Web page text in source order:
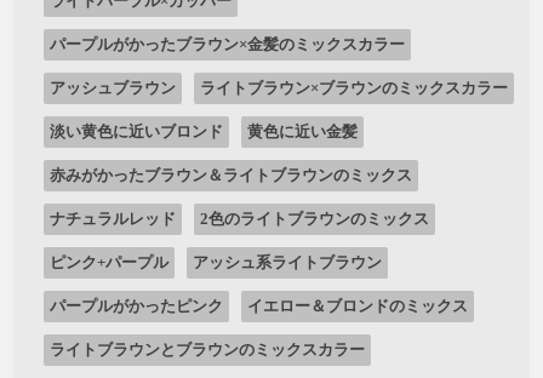
パープルがかったブラウン×金髪のミックスカラー
アッシュブラウン ライトブラウン×ブラウンのミックスカラー
淡い黄色に近いブロンド 黄色に近い金髪
赤みがかったブラウン＆ライトブラウンのミックス
ナチュラルレッド 2色のライトブラウンのミックス
ピンク+パープル アッシュ系ライトブラウン
パープルがかったピンク イエロー＆ブロンドのミックス
ライトブラウンとブラウンのミックスカラー